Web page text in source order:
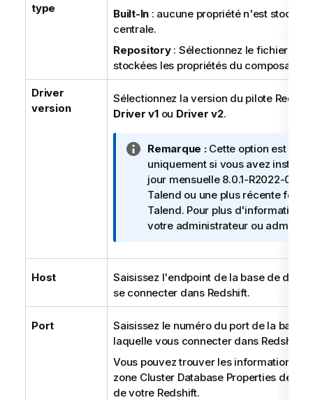
type
Built-In : aucune propriété n'est stockée
centrale.
Repository : Sélectionnez le fichier
stockées les propriétés du composant.
Driver
version
Sélectionnez la version du pilote
Driver v1ou Driver v2.
N
o
t
e
I
n
o
i
o
n
s
Remarque :Cette option est
uniquement si vous avez installé
jour mensuelle 8.0.1-R2022-06
Talend ou une plus récente
Talend. Pour plus
votre administrateur ou
Host
Saisissez l'endpoint de la base de
se connecter dans Redshift.
Port
Saisissez le numéro du port de la base
laquelle vous connecter dans Redshift.
Vous pouvez trouver les informations
zone Cluster Database Properties de la
de votre Redshift.